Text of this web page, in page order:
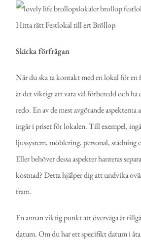
Skicka förfrågan
När du ska ta kontakt med en lokal för en
är det viktigt att vara väl förberedd och ha
redo. En av de mest avgörande aspekterna
ingår i priset för lokalen. Till exempel,
ljussystem, möblering, personal, städning
Eller behöver dessa aspekter hanteras
kostnad? Detta hjälper dig att undvika
fram.
En annan viktig punkt att överväga är
datum. Om du har ett specifikt datum i